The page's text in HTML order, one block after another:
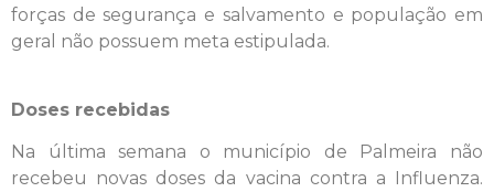
forças de segurança e salvamento e população em
geral não possuem meta estipulada.
Doses recebidas
Na última semana o município de Palmeira não
recebeu novas doses da vacina contra a Influenza.